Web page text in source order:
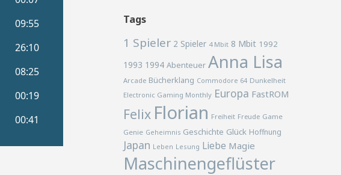
Tags
1 Spieler 2 Spieler 4 Mbit 8 Mbit 1992
1993 1994 Abenteuer Anna Lisa
Arcade Bücherklang Commodore 64 Dunkelheit
Electronic Gaming Monthly Europa FastROM
Felix Florian Freiheit Freude Game
Genie Geheimnis Geschichte Glück Hoffnung
Japan Leben Lesung Liebe Magie
Maschinengeflüster